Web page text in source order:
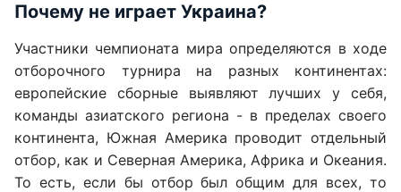
Почему не играет Украина?
Участники чемпионата мира определяются в ходе
отборочного турнира на разных континентах:
европейские сборные выявляют лучших у себя,
команды азиатского региона - в пределах своего
континента, Южная Америка проводит отдельный
отбор, как и Северная Америка, Африка и Океания.
То есть, если бы отбор был общим для всех, то